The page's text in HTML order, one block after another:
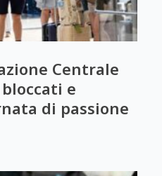
Centrale
e
di passione